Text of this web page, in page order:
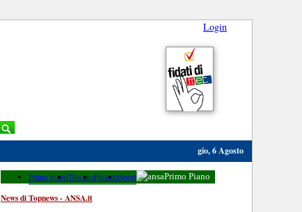
Login
gio, 6 Agosto
Primo pianoToscanaFinanzaSport Primo Piano
News di Topnews - ANSA.it